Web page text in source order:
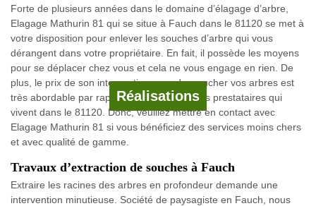
Réalisations
Forte de plusieurs années dans le domaine d’élagage d’arbre,
Elagage Mathurin 81 qui se situe à Fauch dans le 81120 se met à
votre disposition pour enlever les souches d’arbre qui vous
dérangent dans votre propriétaire. En fait, il possède les moyens
pour se déplacer chez vous et cela ne vous engage en rien. De
plus, le prix de son intervention pour dessoucher vos arbres est
très abordable par rapport à celui des autres prestataires qui
vivent dans le 81120. Donc, veuillez mettre en contact avec
Elagage Mathurin 81 si vous bénéficiez des services moins chers
et avec qualité de gamme.
Travaux d’extraction de souches à Fauch
Extraire les racines des arbres en profondeur demande une
intervention minutieuse. Société de paysagiste en Fauch, nous